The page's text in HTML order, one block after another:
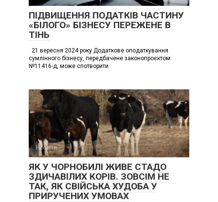
ПІДВИЩЕННЯ ПОДАТКІВ ЧАСТИНУ
«БІЛОГО» БІЗНЕСУ ПЕРЕЖЕНЕ В
ТІНЬ
21 вересня 2024 року Додаткове оподаткування
сумлінного бізнесу, передбачене законопроєктом
№11416-д, може спотворити
Новини
ЯК У ЧОРНОБИЛІ ЖИВЕ СТАДО
ЗДИЧАВІЛИХ КОРІВ. ЗОВСІМ НЕ
ТАК, ЯК СВІЙСЬКА ХУДОБА У
ПРИРУЧЕНИХ УМОВАХ